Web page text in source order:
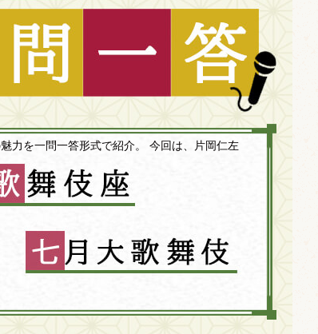
力を一問一答形式で紹介。 今回は、片岡仁左